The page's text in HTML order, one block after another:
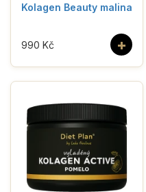
Kolagen Beauty malina
+
990 Kč